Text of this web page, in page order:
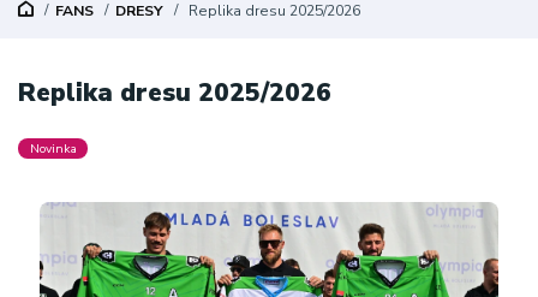
FANS DRESY Replika dresu 2025/2026
Replika dresu 2025/2026
Novinka